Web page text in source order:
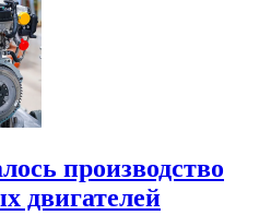
производство
двигателей